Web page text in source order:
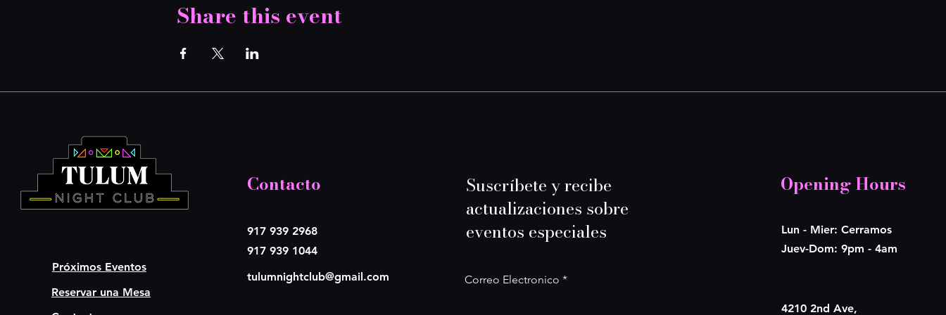
Share this event
Próximos Eventos
Reservar una Mesa
Contacto
917 939 2968
917 939 1044
tulumnightclub@gmail.com
Suscríbete y recibe
actualizaciones sobre
eventos especiales
Correo Electronico
Opening Hours
Lun - Mier: Cerramos
​​Juev-Dom: 9pm - 4am
4210 2nd Ave,